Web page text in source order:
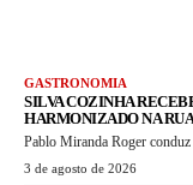
GASTRONOMIA
SILVA COZINHA
HARMONIZADO NA
Pablo Miranda Roger conduz
3 de agosto de 2026